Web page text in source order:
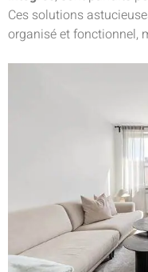
Ces solutions
organisé et fonctionnel,